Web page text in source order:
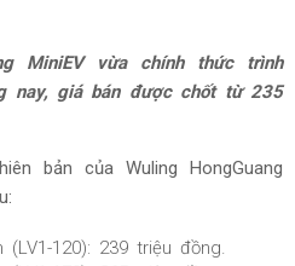
MiniEV vừa chính thức trình
nay, giá bán được chốt từ 235
bản của Wuling HongGuang
120): 239 triệu đồng.